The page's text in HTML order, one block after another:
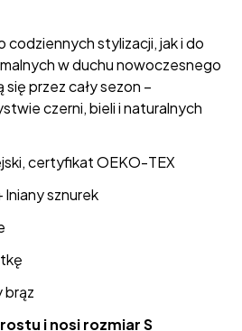
codziennych stylizacji, jak i do
w duchu nowoczesnego
przez cały sezon –
czerni, bieli i naturalnych
certyfikat OEKO-TEX
lniany sznurek
brąz
i nosi rozmiar S